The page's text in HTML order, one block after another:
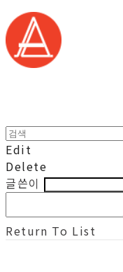
Edit
Delete
글쓴이
Return To List